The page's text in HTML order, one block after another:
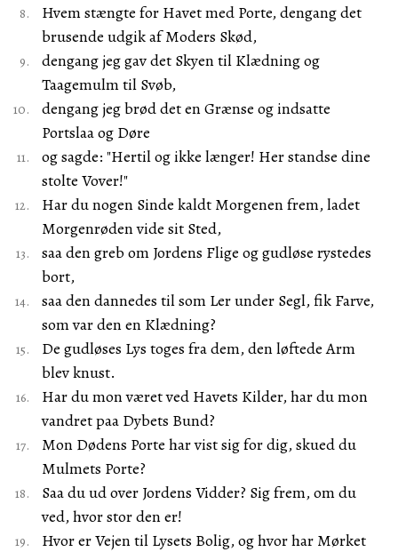
Hvem stængte for Havet med Porte, dengang det
brusende udgik af Moders Skød,
dengang jeg gav det Skyen til Klædning og
Taagemulm til Svøb,
dengang jeg brød det en Grænse og indsatte
Portslaa og Døre
og sagde: "Hertil og ikke længer! Her standse dine
stolte Vover!"
Har du nogen Sinde kaldt Morgenen frem, ladet
Morgenrøden vide sit Sted,
saa den greb om Jordens Flige og gudløse rystedes
bort,
saa den dannedes til som Ler under Segl, fik Farve,
som var den en Klædning?
De gudløses Lys toges fra dem, den løftede Arm
blev knust.
Har du mon været ved Havets Kilder, har du mon
vandret paa Dybets Bund?
Mon Dødens Porte har vist sig for dig, skued du
Mulmets Porte?
Saa du ud over Jordens Vidder? Sig frem, om du
ved, hvor stor den er!
Hvor er Vejen til Lysets Bolig, og hvor har Mørket